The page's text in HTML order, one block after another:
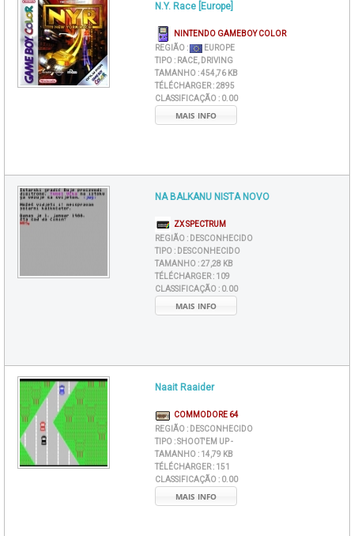
N.Y. Race [Europe]
NINTENDO GAMEBOY COLOR
REGIÃO :
EUROPE
TIPO : RACE, DRIVING
TAMANHO :454,76 KB
TÉLÉCHARGER :2895
CLASSIFICAÇÃO : 0.00
MAIS INFO
NA BALKANU NISTA NOVO
ZX SPECTRUM
REGIÃO : DESCONHECIDO
TIPO : DESCONHECIDO
TAMANHO :27,28 KB
TÉLÉCHARGER : 109
CLASSIFICAÇÃO : 0.00
MAIS INFO
Naait Raaider
COMMODORE 64
REGIÃO : DESCONHECIDO
TIPO :SHOOT'EM UP -
TAMANHO : 14,79 KB
TÉLÉCHARGER : 151
CLASSIFICAÇÃO : 0.00
MAIS INFO